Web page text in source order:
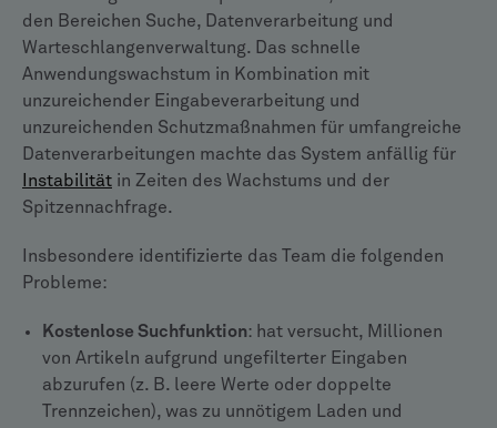
den Bereichen Suche, Datenverarbeitung und
Warteschlangenverwaltung. Das schnelle
Anwendungswachstum in Kombination mit
unzureichender Eingabeverarbeitung und
unzureichenden Schutzmaßnahmen für umfangreiche
Datenverarbeitungen machte das System anfällig für
Instabilität in Zeiten des Wachstums und der
Spitzennachfrage.
Insbesondere identifizierte das Team die folgenden
Probleme:
Kostenlose Suchfunktion: hat versucht, Millionen
von Artikeln aufgrund ungefilterter Eingaben
abzurufen (z. B. leere Werte oder doppelte
Trennzeichen), was zu unnötigem Laden und